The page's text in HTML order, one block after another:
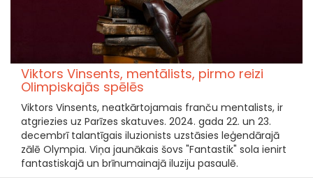
Viktors Vinsents, mentālists, pirmo reizi
Olimpiskajās spēlēs
Viktors Vinsents, neatkārtojamais franču mentalists, ir
atgriezies uz Parīzes skatuves. 2024. gada 22. un 23.
decembrī talantīgais iluzionists uzstāsies leģendārajā
zālē Olympia. Viņa jaunākais šovs "Fantastik" sola ienirt
fantastiskajā un brīnumainajā iluziju pasaulē.